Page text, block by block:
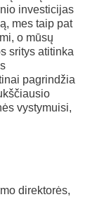
investicijas
mes taip pat
o mūsų
sritys atitinka
pagrindžia
vystymuisi,
direktorės,